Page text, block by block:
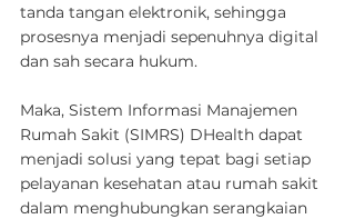
tanda tangan elektronik, sehingga
prosesnya menjadi sepenuhnya digital
dan sah secara hukum.
Maka, Sistem Informasi Manajemen
Rumah Sakit (SIMRS) DHealth dapat
menjadi solusi yang tepat bagi setiap
pelayanan kesehatan atau rumah sakit
dalam menghubungkan serangkaian